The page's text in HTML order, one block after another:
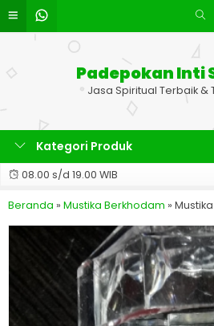
Padepokan Inti
Jasa Spiritual Terbaik &
Kategori Produk
08.00 s/d 19.00 WIB
Beranda » Mustika Berkhodam »